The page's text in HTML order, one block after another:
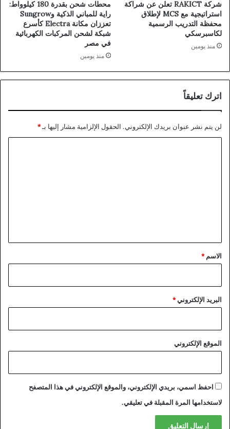
شركة RAKICT تعلن عن شراكة
استراتيجية مع MCS لإطلاق
محفظة التدريب الرسمية
لكاسبرسكي
منذ يومين
محطات شحن بقدرة 180 كيلوواط:
راية للمباني الذكية وSungrow
تعززان مكانة Electra كأسرع
شبكة لشحن المركبات الكهربائية
في مصر
منذ يومين
اترك تعليقاً
لن يتم نشر عنوان بريدك الإلكتروني. الحقول الإلزامية مشار إليها بـ*
*
الاسم *
البريد الإلكتروني*
الموقع الإلكتروني
احفظ اسمي، بريدي الإلكتروني، والموقع الإلكتروني في هذا المتصفح
لاستخدامها المرة المقبلة في تعليقي.